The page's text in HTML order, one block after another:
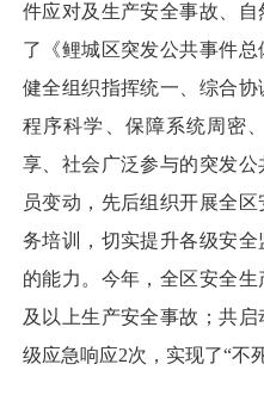
件应对及生产安全事故、
了《鲤城区突发公共事件
健全组织指挥统一、综合
程序科学、保障系统周密
享、社会广泛参与的突发
员变动，先后组织开展全
务培训，切实提升各级安
的能力。今年，全区安全
及以上生产安全事故；共
级应急响应2次，实现了“不